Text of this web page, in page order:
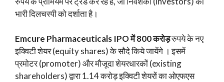
भारी दिलचस्पी को दर्शाता है।
Emcure Pharmaceuticals IPO में 800 करोड़रुपये के नए
इक्विटी शेयर (equity shares) के सौदे किये जायेंगे । इसमें
प्रमोटर (promoter) और मौजूदा शेयरधारकों (existing
shareholders) द्वारा 1.14 करोड़ इक्विटी शेयरों का ओएफएस